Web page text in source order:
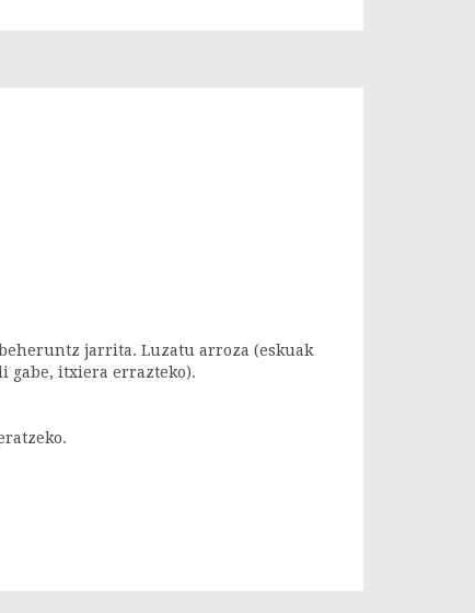
jarrita. Luzatu arroza (eskuak
gabe, itxiera errazteko).